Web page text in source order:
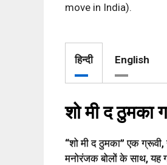
move in India).
हिन्दी English
शो मी द ठुमका
“शो मी द ठुमका” एक
मनोरंजक बोलों के साथ, यह